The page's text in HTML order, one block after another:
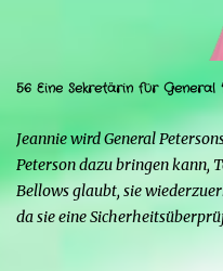
Herkules ihm vorziehen wird.
einem Schmuckstück und
braucht Zeit, um ihm eine
Menschen in Kontakt bleiben,
würde, was ein Problem
Mars nicht respektlos
56 Eine Sekretärin für General
Jeannie wird General
Peterson dazu bringen kann,
Bellows glaubt, sie
da sie eine